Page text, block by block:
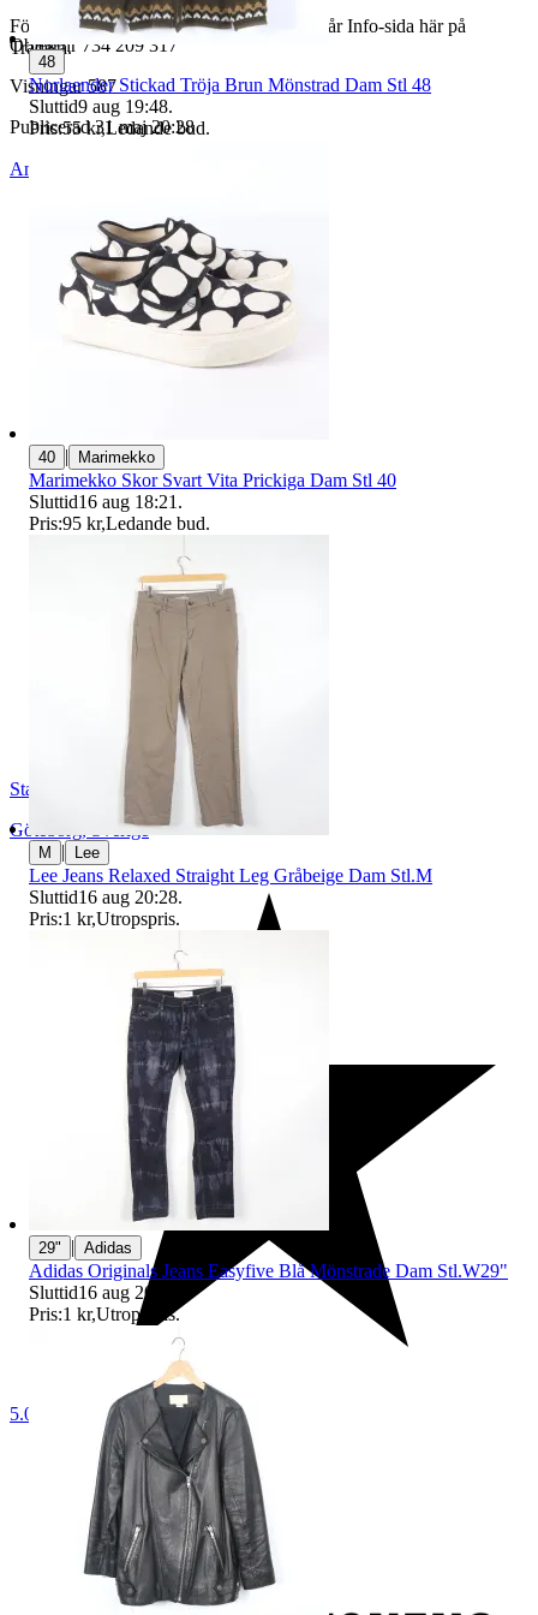
För butiksinformation och köpvillkor, se vår Info-sida här på
Tradera.
Objektnr 734 209 317
Visningar 587
Publicerad 31 maj 20:28
Anmäl
StadsmissionensSecondhandGbg
Göteborg
Sverige
5.0
48
Norlaender Stickad Tröja Brun Mönstrad Dam Stl 48
Sluttid9 aug 19:48.
Pris:55 kr,Ledande bud.
40 | Marimekko
Marimekko Skor Svart Vita Prickiga Dam Stl 40
Sluttid16 aug 18:21 .
Pris:95 kr,Ledande bud.
M | Lee
Lee Jeans Relaxed Straight Leg Gråbeige Dam Stl.M
Sluttid16 aug 20:28.
Pris:1 kr,Utropspris.
29" | Adidas
Adidas Originals Jeans Easyfive Blå Mönstrade Dam Stl.W29"
Sluttid16 aug 20:29
Pris:1 kr,Utropspris.